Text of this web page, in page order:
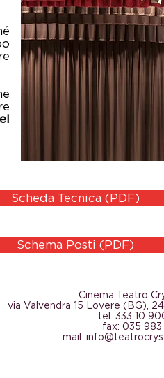
Scheda Tecnica (PDF)
Schema Posti (PDF)
Cinema Teatro
via Valvendra 15 Lovere (BG),
tel: 333 10
fax: 035 983
mail: